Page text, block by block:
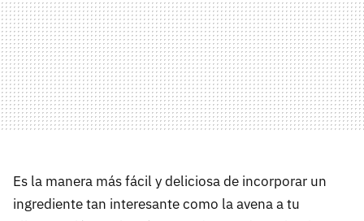
Es la manera más fácil y deliciosa de incorporar un
ingrediente tan interesante como la avena a tu